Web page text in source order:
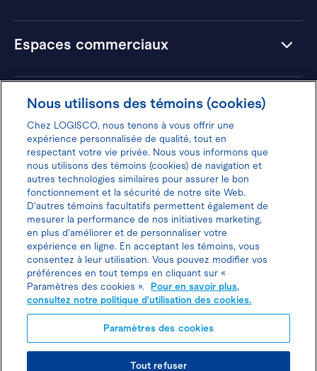
Joindre l’agent de location
Espaces commerciaux
Hôtels
Donnez votre avis pour gagner 100$
Politique d'utilisation des cookies
Politique de protection des
renseignements personnels
Nous utilisons des témoins (cookies)
Chez LOGISCO, nous tenons à vous offrir une
expérience personnalisée de qualité, tout en
respectant votre vie privée. Nous vous informons que
nous utilisons des témoins (cookies) de navigation et
autres technologies similaires pour assurer le bon
fonctionnement et la sécurité de notre site Web.
D'autres témoins facultatifs permettent également de
mesurer la performance de nos initiatives marketing,
en plus d'améliorer et de personnaliser votre
expérience en ligne. En acceptant les témoins, vous
consentez à leur utilisation. Vous pouvez modifier vos
préférences en tout temps en cliquant sur «
Paramètres des cookies ».
Pour en savoir plus,
consultez notre politique d'utilisation des cookies.
Paramètres des cookies
Tout refuser